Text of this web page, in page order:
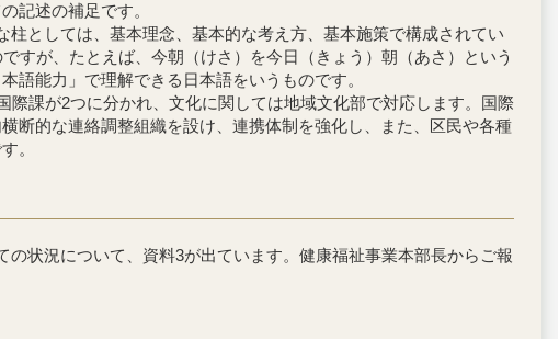
記述の補足です。
としては、基本理念、基本的な考え方、基本施策で構成されてい
すが、たとえば、今朝（けさ）を今日（きょう）朝（あさ）という
語能力」で理解できる日本語をいうものです。
課が2つに分かれ、文化に関しては地域文化部で対応します。国際
断的な連絡調整組織を設け、連携体制を強化し、また、区民や各種
。
状況について、資料3が出ています。健康福祉事業本部長からご報